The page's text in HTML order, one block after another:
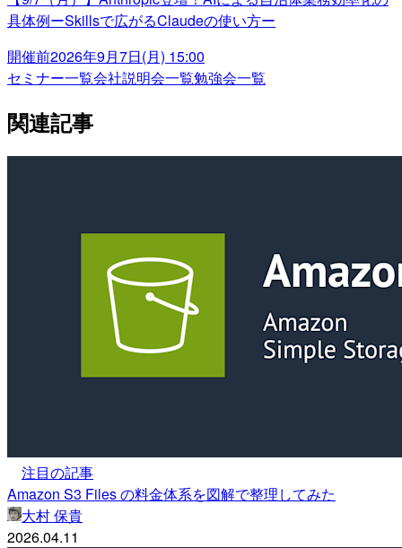
具体例ーSkillsで広がるClaudeの使い方ー
開催前2026年9月7日(月) 15:00
セミナー一覧会社説明会一覧勉強会一覧
関連記事
注目の記事
Amazon S3 Files の料金体系を図解で整理してみた
大村 保貴
2026.04.11